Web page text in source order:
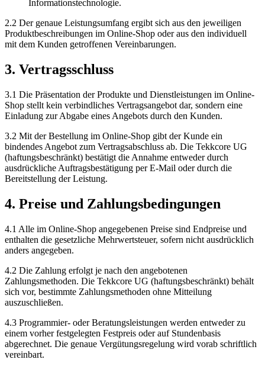
Informationstechnologie.
2.2 Der genaue Leistungsumfang ergibt sich aus den jeweiligen
Produktbeschreibungen im Online-Shop oder aus den individuell
mit dem Kunden getroffenen Vereinbarungen.
3. Vertragsschluss
3.1 Die Präsentation der Produkte und Dienstleistungen im Online-
Shop stellt kein verbindliches Vertragsangebot dar, sondern eine
Einladung zur Abgabe eines Angebots durch den Kunden.
3.2 Mit der Bestellung im Online-Shop gibt der Kunde ein
bindendes Angebot zum Vertragsabschluss ab. Die Tekkcore UG
(haftungsbeschränkt) bestätigt die Annahme entweder durch
ausdrückliche Auftragsbestätigung per E-Mail oder durch die
Bereitstellung der Leistung.
4. Preise und Zahlungsbedingungen
4.1 Alle im Online-Shop angegebenen Preise sind Endpreise und
enthalten die gesetzliche Mehrwertsteuer, sofern nicht ausdrücklich
anders angegeben.
4.2 Die Zahlung erfolgt je nach den angebotenen
Zahlungsmethoden. Die Tekkcore UG (haftungsbeschränkt) behält
sich vor, bestimmte Zahlungsmethoden ohne Mitteilung
auszuschließen.
4.3 Programmier- oder Beratungsleistungen werden entweder zu
einem vorher festgelegten Festpreis oder auf Stundenbasis
abgerechnet. Die genaue Vergütungsregelung wird vorab schriftlich
vereinbart.